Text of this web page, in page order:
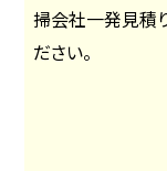
掃会社一発見積
ださい。